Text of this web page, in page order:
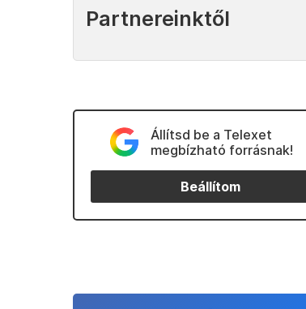
Partnereinktől
Állítsd be a Telexet
megbízható forrásnak!
Beállítom